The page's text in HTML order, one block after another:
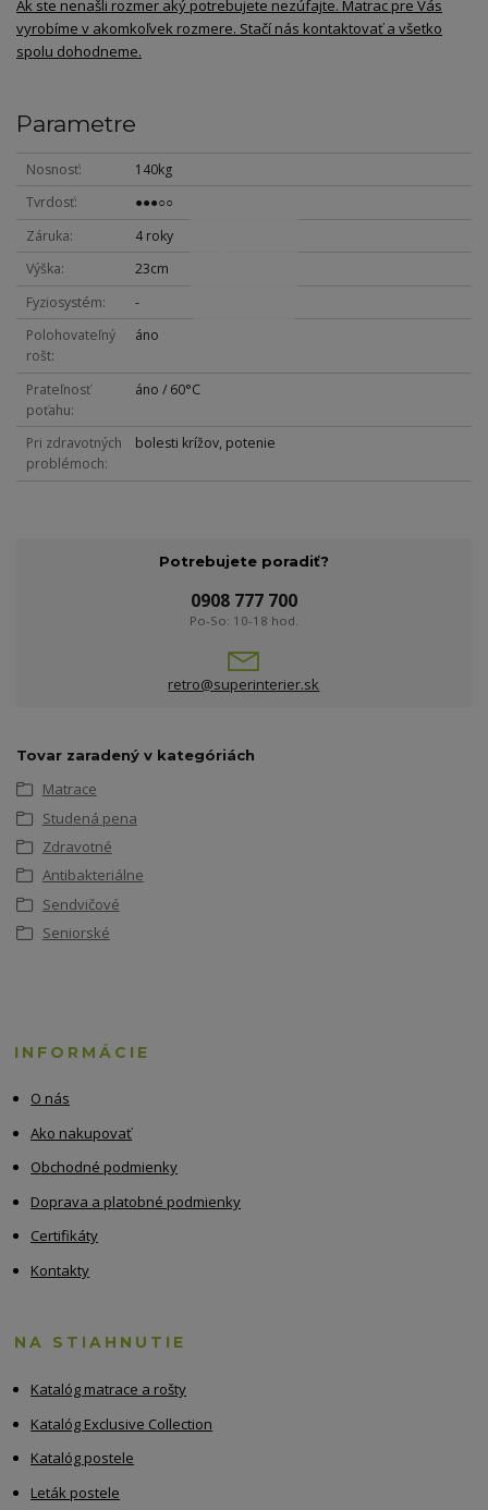
Ak ste nenašli rozmer aký potrebujete nezúfajte. Matrac pre Vás
vyrobíme v akomkoľvek rozmere. Stačí nás kontaktovať a všetko
spolu dohodneme.
Parametre
Nosnosť
140kg
Tvrdosť
●●●○○
Záruka
4 roky
Výška
23cm
Fyziosystém
-
Polohovateľný
rošt
áno
Prateľnosť
poťahu
áno / 60°C
Pri zdravotných
problémoch
bolesti krížov, potenie
Potrebujete poradiť?
0908 777 700
Po-So: 10-18 hod.
retro@superinterier.sk
Tovar zaradený v kategóriách
Matrace
Studená pena
Zdravotné
Antibakteriálne
Sendvičové
Seniorské
INFORMÁCIE
O nás
Ako nakupovať
Obchodné podmienky
Doprava a platobné podmienky
Certifikáty
Kontakty
NA STIAHNUTIE
Katalóg matrace a rošty
Katalóg Exclusive Collection
Katalóg postele
Leták postele